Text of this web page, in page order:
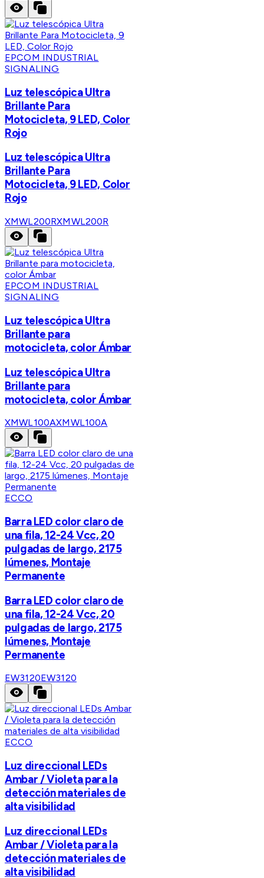
EPCOM INDUSTRIAL
SIGNALING
Luz telescópica Ultra
Brillante Para
Motocicleta, 9 LED, Color
Rojo
Luz telescópica Ultra
Brillante Para
Motocicleta, 9 LED, Color
Rojo
XMWL200RXMWL200R
EPCOM INDUSTRIAL
SIGNALING
Luz telescópica Ultra
Brillante para
motocicleta, color Ámbar
Luz telescópica Ultra
Brillante para
motocicleta, color Ámbar
XMWL100AXMWL100A
ECCO
Barra LED color claro de
una fila, 12-24 Vcc, 20
pulgadas de largo, 2175
lúmenes, Montaje
Permanente
Barra LED color claro de
una fila, 12-24 Vcc, 20
pulgadas de largo, 2175
lúmenes, Montaje
Permanente
EW3120EW3120
ECCO
Luz direccional LEDs
Ambar / Violeta para la
detección materiales de
alta visibilidad
Luz direccional LEDs
Ambar / Violeta para la
detección materiales de
alta visibilidad